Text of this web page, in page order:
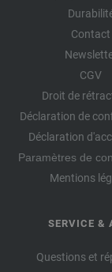
Contact
CGV
Droit de
Déclaration de
Déclaration
Paramètres de
Mentions
SERVICE &
Questions et